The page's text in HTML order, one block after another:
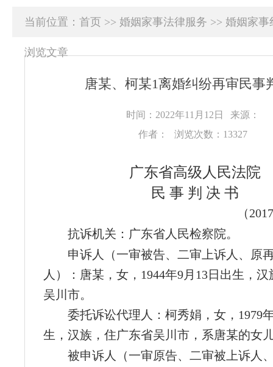
当前位置： 首页 >> 婚姻家事法律服务 >> 婚姻家事
浏览文章
唐某、柯某1离婚纠纷再审民事
时间：2022年11月12日
来源：
作者：
浏览次数：13327
广东省高级人民法院
民 事 判 决 书
（
抗诉机关：广东省人民检察院。
申诉人（一审被告、二审上诉人、原
人）：唐某，女，1944年9月13日出生，
吴川市。
委托诉讼代理人：柯秀娟，女，1979
生，汉族，住广东省吴川市，系唐某的女
被申诉人（一审原告、二审被上诉人